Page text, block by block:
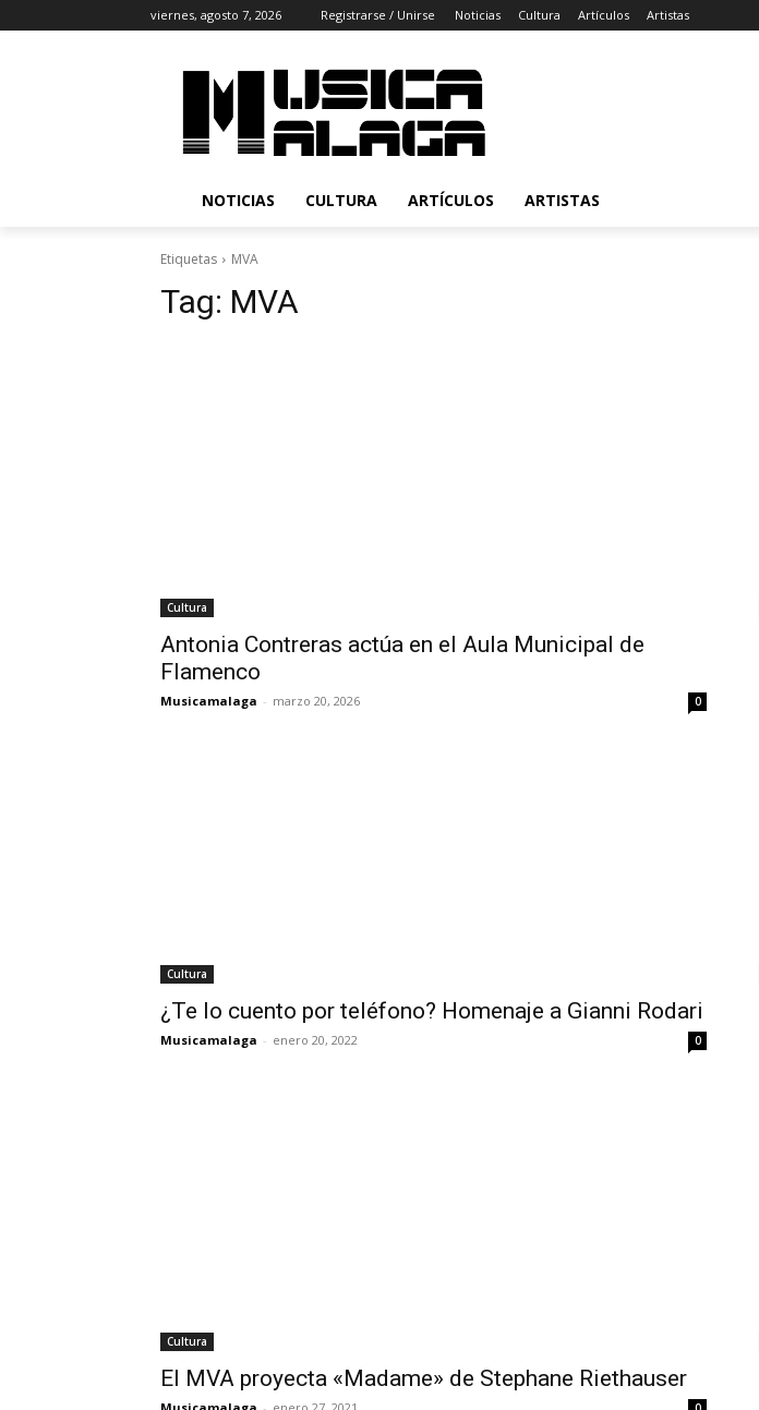
viernes, agosto 7, 2026 Registrarse / Unirse Noticias Cultura Artículos Artistas
NOTICIAS CULTURA ARTÍCULOS ARTISTAS
Etiquetas MVA
Tag: MVA
Cultura
Antonia Contreras actúa en el Aula Municipal de
Flamenco
Musicamalaga - marzo 20, 2026 0
Cultura
¿Te lo cuento por teléfono? Homenaje a Gianni Rodari
Musicamalaga - enero 20, 2022 0
Cultura
El MVA proyecta «Madame» de Stephane Riethauser
Musicamalaga - enero 27, 2021